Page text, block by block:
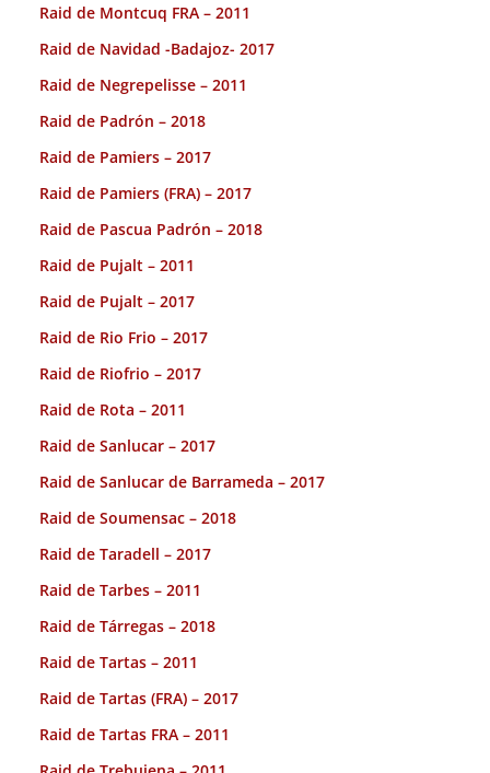
Raid de Montcuq FRA – 2011
Raid de Navidad -Badajoz- 2017
Raid de Negrepelisse – 2011
Raid de Padrón – 2018
Raid de Pamiers – 2017
Raid de Pamiers (FRA) – 2017
Raid de Pascua Padrón – 2018
Raid de Pujalt – 2011
Raid de Pujalt – 2017
Raid de Rio Frio – 2017
Raid de Riofrio – 2017
Raid de Rota – 2011
Raid de Sanlucar – 2017
Raid de Sanlucar de Barrameda – 2017
Raid de Soumensac – 2018
Raid de Taradell – 2017
Raid de Tarbes – 2011
Raid de Tárregas – 2018
Raid de Tartas – 2011
Raid de Tartas (FRA) – 2017
Raid de Tartas FRA – 2011